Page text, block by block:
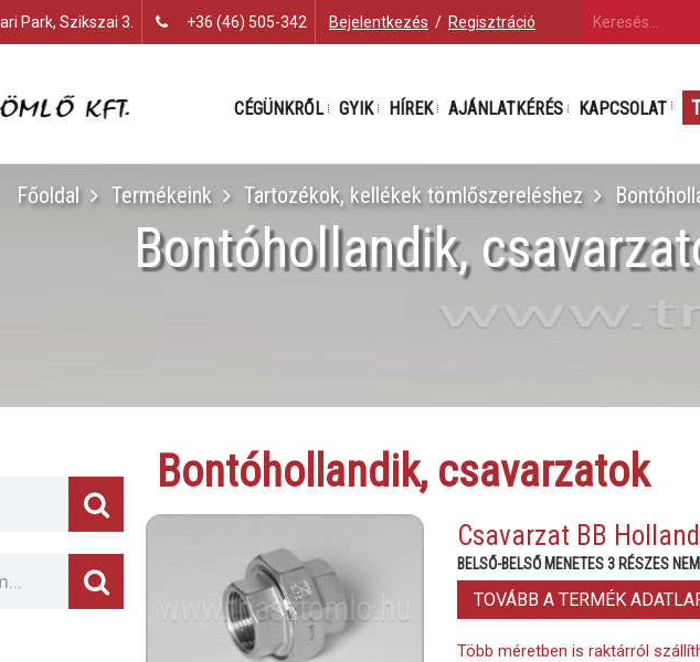
Park, Szikszai 3. +36 (46) 505-342 Bejelentkezés / Regisztráció
CÉGÜNKRŐL GYIK HÍREK AJÁNLATKÉRÉS KAPCSOLAT
Főoldal Termékeink Tartozékok, kellékek tömlőszereléshez
Bontóhollandik,
Bontóhollandik, csavarzatok
Csavarzat BB
BELSŐ-BELSŐ MENETES 3 RÉSZES
TOVÁBB A TERMÉK
Több méretben is raktárról